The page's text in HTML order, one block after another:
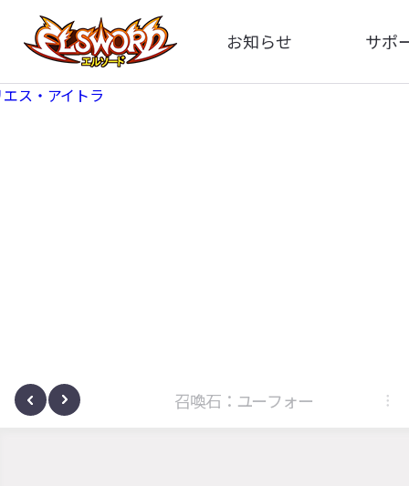
お知らせ
全体
サポ
サノヴァ 召喚石：ユーフォー